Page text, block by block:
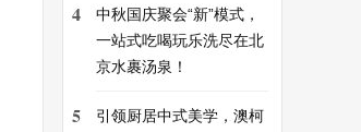
4
中秋国庆聚会“新”模式，
一站式吃喝玩乐洗尽在北
京水裹汤泉！
5
引领厨居中式美学，澳柯